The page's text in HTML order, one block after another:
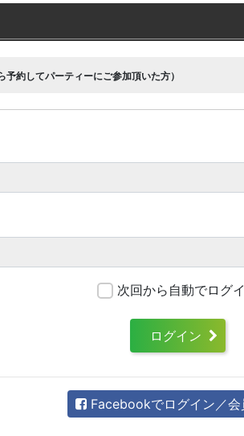
予約してパーティーにご参加頂いた方）
次回から自動でログ
ログイン
Facebookでログイン／会